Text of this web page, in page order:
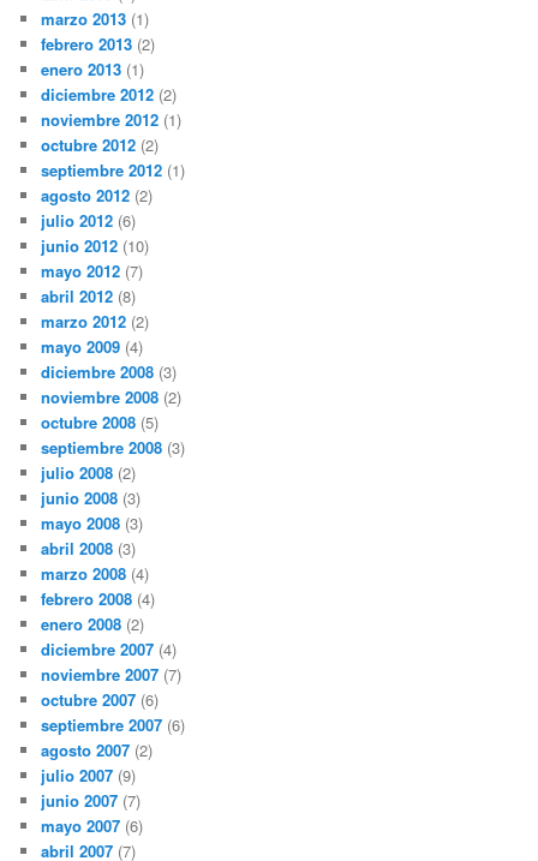
marzo 2013 (1)
febrero 2013 (2)
enero 2013 (1)
diciembre 2012 (2)
noviembre 2012 (1)
octubre 2012 (2)
septiembre 2012 (1)
agosto 2012 (2)
julio 2012 (6)
junio 2012 (10)
mayo 2012 (7)
abril 2012 (8)
marzo 2012 (2)
mayo 2009 (4)
diciembre 2008 (3)
noviembre 2008 (2)
octubre 2008 (5)
septiembre 2008 (3)
julio 2008 (2)
junio 2008 (3)
mayo 2008 (3)
abril 2008 (3)
marzo 2008 (4)
febrero 2008 (4)
enero 2008 (2)
diciembre 2007 (4)
noviembre 2007 (7)
octubre 2007 (6)
septiembre 2007 (6)
agosto 2007 (2)
julio 2007 (9)
junio 2007 (7)
mayo 2007 (6)
abril 2007 (7)